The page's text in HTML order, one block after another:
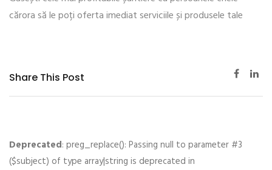
cărora să le poți oferta imediat serviciile și produsele tale
Share This Post
Deprecated: preg_replace(): Passing null to parameter #3
($subject) of type array|string is deprecated in